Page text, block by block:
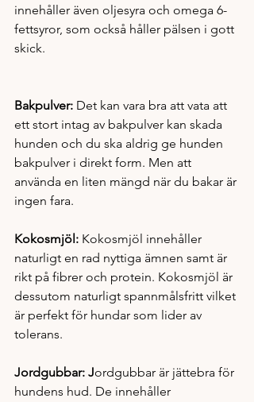
innehåller även oljesyra och omega 6-
fettsyror, som också håller pälsen i gott
skick.
Bakpulver: Det kan vara bra att vata att
ett stort intag av bakpulver kan skada
hunden och du ska aldrig ge hunden
bakpulver i direkt form. Men att
använda en liten mängd när du bakar är
ingen fara.
Kokosmjöl: Kokosmjöl innehåller
naturligt en rad nyttiga ämnen samt är
rikt på fibrer och protein. Kokosmjöl är
dessutom naturligt spannmålsfritt vilket
är perfekt för hundar som lider av
tolerans.
Jordgubbar: Jordgubbar är jättebra för
hundens hud. De innehåller